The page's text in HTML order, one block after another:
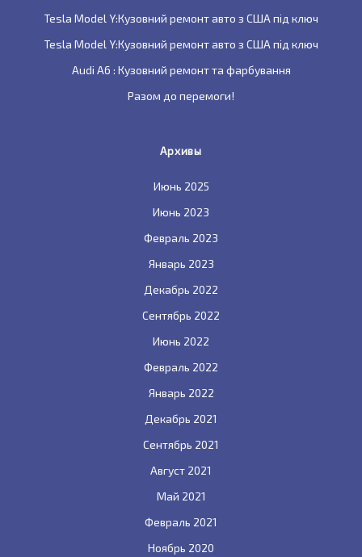
Tesla Model Y:Кузовний ремонт авто з США під ключ
Tesla Model Y:Кузовний ремонт авто з США під ключ
Audi A6 : Кузовний ремонт та фарбування
Разом до перемоги!
Архивы
Июнь 2025
Июнь 2023
Февраль 2023
Январь 2023
Декабрь 2022
Сентябрь 2022
Июнь 2022
Февраль 2022
Январь 2022
Декабрь 2021
Сентябрь 2021
Август 2021
Май 2021
Февраль 2021
Ноябрь 2020